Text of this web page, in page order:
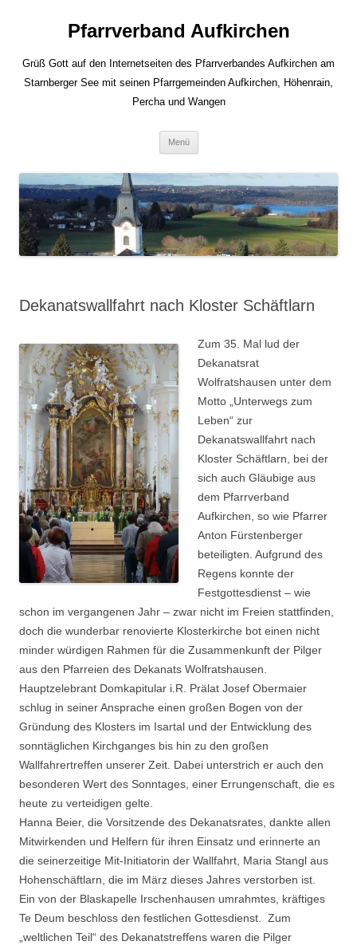
Pfarrverband Aufkirchen
Grüß Gott auf den Internetseiten des Pfarrverbandes Aufkirchen am
Starnberger See mit seinen Pfarrgemeinden Aufkirchen, Höhenrain,
Percha und Wangen
Menü
Dekanatswallfahrt nach Kloster Schäftlarn
Zum 35. Mal lud der
Dekanatsrat
Wolfratshausen unter dem
Motto „Unterwegs zum
Leben“ zur
Dekanatswallfahrt nach
Kloster Schäftlarn, bei der
sich auch Gläubige aus
dem Pfarrverband
Aufkirchen, so wie Pfarrer
Anton Fürstenberger
beteiligten. Aufgrund des
Regens konnte der
Festgottesdienst – wie
schon im vergangenen Jahr – zwar nicht im Freien stattfinden,
doch die wunderbar renovierte Klosterkirche bot einen nicht
minder würdigen Rahmen für die Zusammenkunft der Pilger
aus den Pfarreien des Dekanats Wolfratshausen.
Hauptzelebrant Domkapitular i.R. Prälat Josef Obermaier
schlug in seiner Ansprache einen großen Bogen von der
Gründung des Klosters im Isartal und der Entwicklung des
sonntäglichen Kirchganges bis hin zu den großen
Wallfahrertreffen unserer Zeit. Dabei unterstrich er auch den
besonderen Wert des Sonntages, einer Errungenschaft, die es
heute zu verteidigen gelte.
Hanna Beier, die Vorsitzende des Dekanatsrates, dankte allen
Mitwirkenden und Helfern für ihren Einsatz und erinnerte an
die seinerzeitige Mit-Initiatorin der Wallfahrt, Maria Stangl aus
Hohenschäftlarn, die im März dieses Jahres verstorben ist.
Ein von der Blaskapelle Irschenhausen umrahmtes, kräftiges
Te Deum beschloss den festlichen Gottesdienst. Zum
„weltlichen Teil“ des Dekanatstreffens waren die Pilger